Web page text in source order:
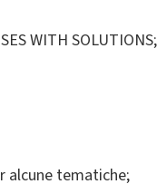
WITH SOLUTIONS;
alcune tematiche;